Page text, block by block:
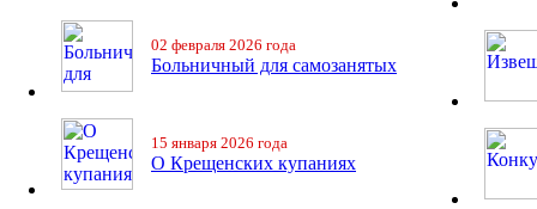
02 февраля 2026 года
Больничный для самозанятых
15 января 2026 года
О Крещенских купаниях